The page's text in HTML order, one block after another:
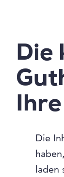
Die
Die
laden